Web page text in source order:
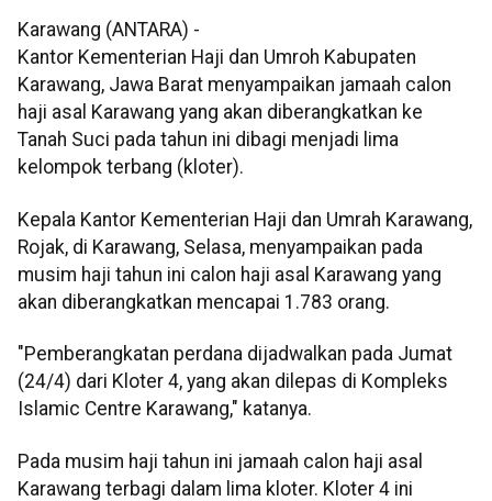
Karawang (ANTARA) -
Kantor Kementerian Haji dan Umroh Kabupaten
Karawang, Jawa Barat menyampaikan jamaah calon
haji asal Karawang yang akan diberangkatkan ke
Tanah Suci pada tahun ini dibagi menjadi lima
kelompok terbang (kloter).
Kepala Kantor Kementerian Haji dan Umrah Karawang,
Rojak, di Karawang, Selasa, menyampaikan pada
musim haji tahun ini calon haji asal Karawang yang
akan diberangkatkan mencapai 1.783 orang.
"Pemberangkatan perdana dijadwalkan pada Jumat
(24/4) dari Kloter 4, yang akan dilepas di Kompleks
Islamic Centre Karawang," katanya.
Pada musim haji tahun ini jamaah calon haji asal
Karawang terbagi dalam lima kloter. Kloter 4 ini